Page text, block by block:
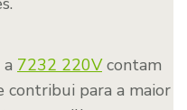
7232 220Vcontam
para a maior